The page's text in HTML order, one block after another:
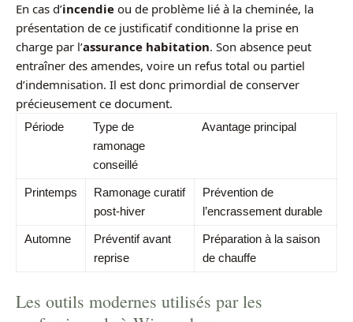
En cas d’incendie ou de problème lié à la cheminée, la
présentation de ce justificatif conditionne la prise en
charge par l’assurance habitation. Son absence peut
entraîner des amendes, voire un refus total ou partiel
d’indemnisation. Il est donc primordial de conserver
précieusement ce document.
Période
Type de
ramonage
conseillé
Avantage principal
Printemps
Ramonage curatif
post-hiver
Prévention de
l’encrassement durable
Automne
Préventif avant
reprise
Préparation à la saison
de chauffe
Les outils modernes utilisés par les